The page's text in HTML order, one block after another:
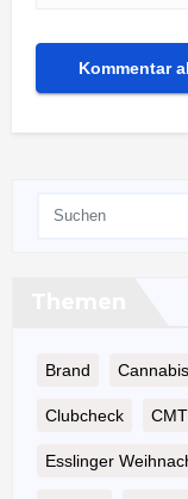
Brand Cannabis
Clubcheck CMT
Esslinger